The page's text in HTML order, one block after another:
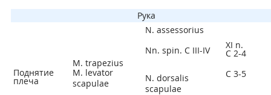
Рука
Поднятие
плеча
M. trapezius
M. levator
scapulae
N. assessorius
Nn. spin. C III-IV
N. dorsalis
scapulae
XI n.
C 2-4
C 3-5